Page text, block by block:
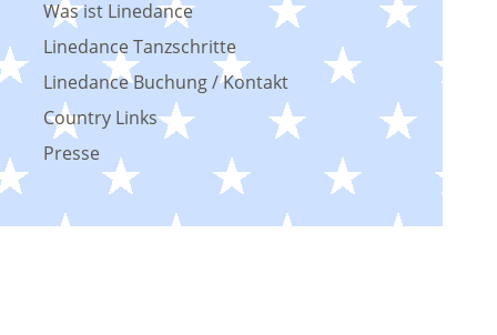
Was ist Linedance
Linedance Tanzschritte
Linedance Buchung / Kontakt
Country Links
Presse